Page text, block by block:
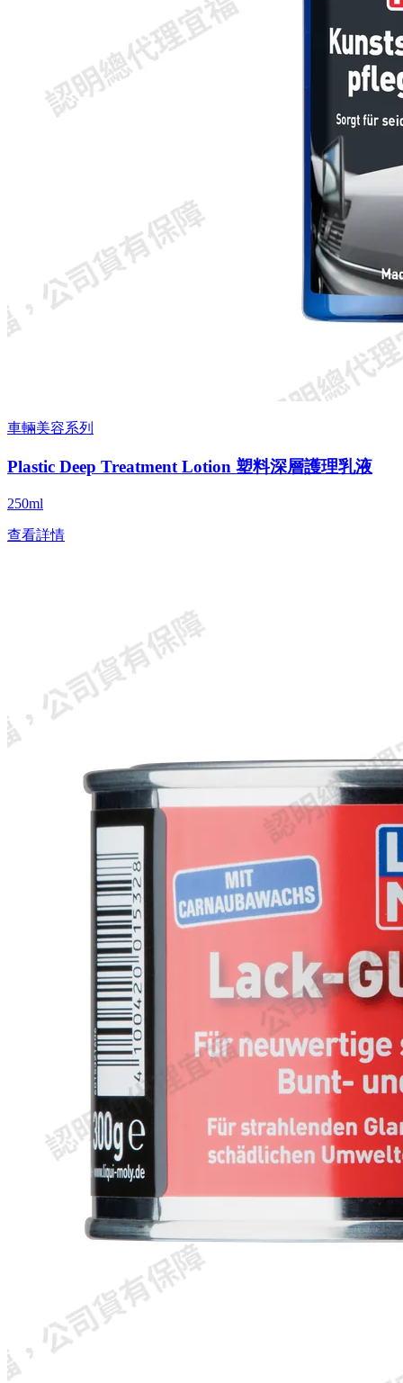
車輛美容系列
Plastic Deep Treatment Lotion 塑料深層護理乳液
250ml
查看詳情